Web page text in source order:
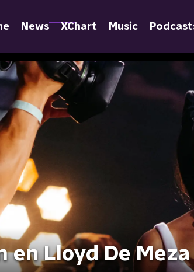
News XChart Music
en Lloyd De